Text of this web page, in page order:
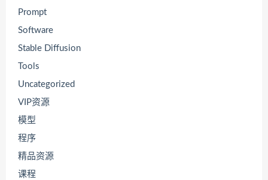
Prompt
Software
Stable Diffusion
Tools
Uncategorized
VIP资源
模型
程序
精品资源
课程